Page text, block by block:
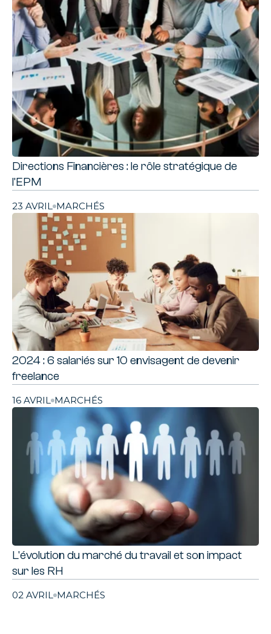
Directions Financières : le rôle stratégique de
l'EPM
23 AVRIL MARCHÉS
2024 : 6 salariés sur 10 envisagent de devenir
freelance
16 AVRIL MARCHÉS
L'évolution du marché du travail et son impact
sur les RH
02 AVRIL MARCHÉS